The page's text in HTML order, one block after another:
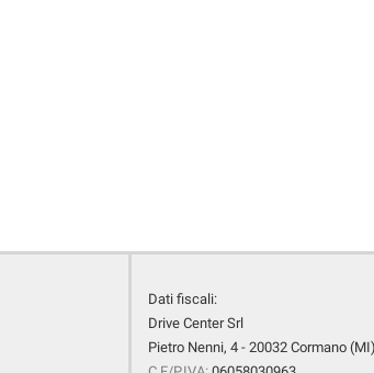
Dati fiscali:
Drive Center Srl
Pietro Nenni, 4 - 20032 Cormano